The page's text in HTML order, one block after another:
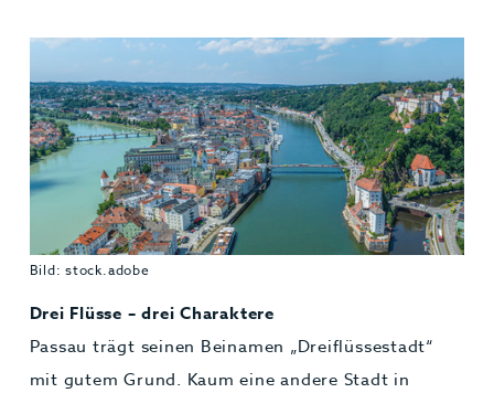
Bild: stock.adobe
Drei Flüsse – drei Charaktere
Passau trägt seinen Beinamen „Dreiflüssestadt“
mit gutem Grund. Kaum eine andere Stadt in